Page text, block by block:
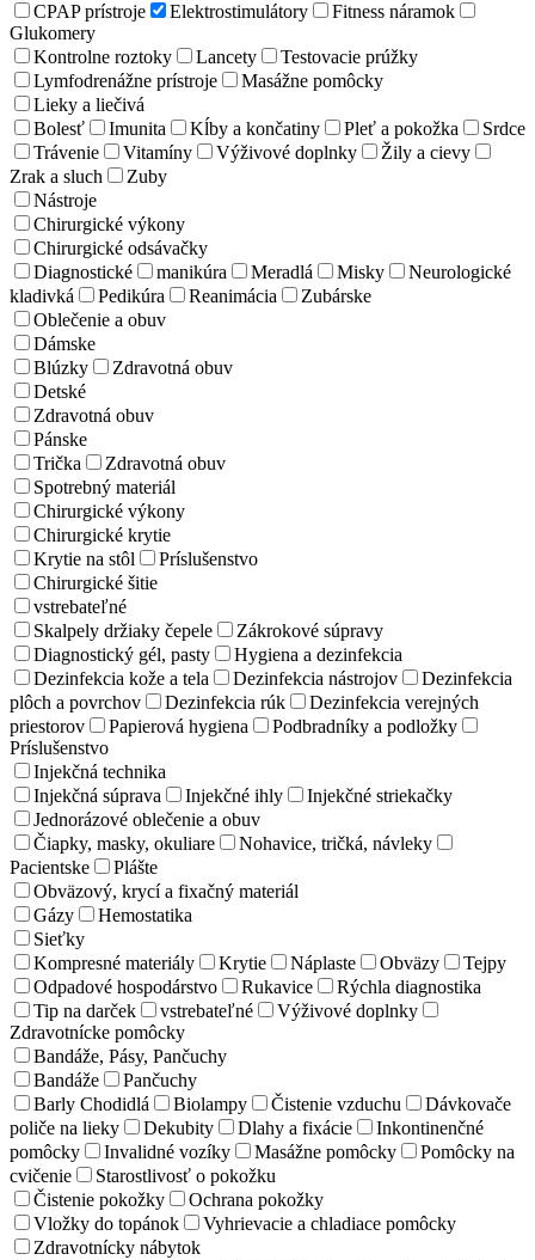
CPAP prístroje
Elektrostimulátory
Fitness náramok
Glukomery
Kontrolne roztoky
Lancety
Testovacie prúžky
Lymfodrenážne prístroje
Masážne pomôcky
Lieky a liečivá
Bolesť
Imunita Kĺby a končatiny Pleť a pokožka
Srdce
Trávenie
Vitamíny Výživové doplnky
Žily a cievy
Zrak a sluch
Zuby
Nástroje
Chirurgické výkony
Chirurgické odsávačky
Diagnostické
manikúra Meradlá Misky
Neurologické
kladivká
Pedikúra Reanimácia
Zubárske
Oblečenie a obuv
Dámske
Blúzky
Zdravotná obuv
Detské
Zdravotná obuv
Pánske
Trička
Zdravotná obuv
Spotrebný materiál
Chirurgické výkony
Chirurgické krytie
Krytie na stôl
Príslušenstvo
Chirurgické šitie
vstrebateľné
Skalpely držiaky čepele
Zákrokové súpravy
Diagnostický gél, pasty
Hygiena a dezinfekcia
Dezinfekcia kože a tela
Dezinfekcia nástrojov
Dezinfekcia
plôch a povrchov
Dezinfekcia rúk
Dezinfekcia verejných
priestorov
Papierová hygiena
Podbradníky a podložky
Príslušenstvo
Injekčná technika
Injekčná súprava
Injekčné ihly
Injekčné striekačky
Jednorázové oblečenie a obuv
Čiapky, masky, okuliare
Nohavice, tričká, návleky
Pacientske
Plášte
Obväzový, krycí a fixačný materiál
Gázy
Hemostatika
Sieťky
Kompresné materiály
Krytie Náplaste Obväzy
Tejpy
Odpadové hospodárstvo
Rukavice
Rýchla diagnostika
Tip na darček
vstrebateľné
Výživové doplnky
Zdravotnícke pomôcky
Bandáže, Pásy, Pančuchy
Bandáže
Pančuchy
Barly Chodidlá
Biolampy Čistenie vzduchu
Dávkovače
poliče na lieky
Dekubity Dlahy a fixácie
Inkontinenčné
pomôcky
Invalidné vozíky Masážne pomôcky
Pomôcky na
cvičenie
Starostlivosť o pokožku
Čistenie pokožky
Ochrana pokožky
Vložky do topánok
Vyhrievacie a chladiace pomôcky
Zdravotnícky nábytok